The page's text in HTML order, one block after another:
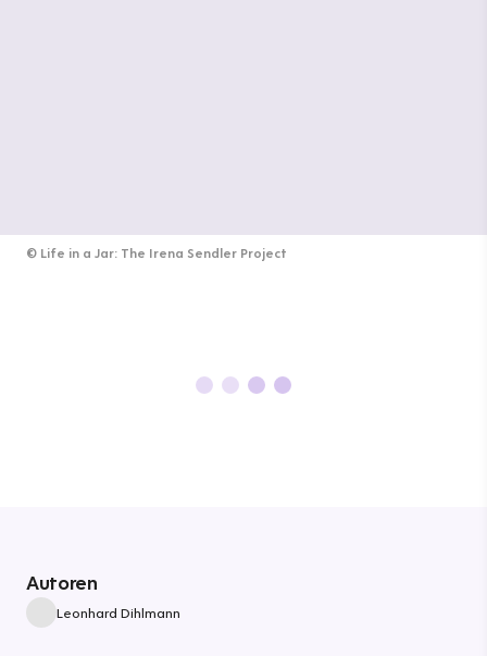
© Life in a Jar: The Irena Sendler Project
Autoren
Leonhard Dihlmann